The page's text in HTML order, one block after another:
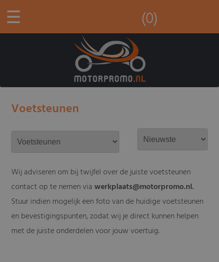
☰ (0)
Voetsteunen
Wij adviseren om bij twijfel over de juiste voetsteunen
contact op te nemen viawerkplaats@motorpromo.nl.
Stuur indien mogelijk een foto van de huidige voetsteunen
en bevestigingspunten, zodat wij je direct kunnen helpen
met de juiste onderdelen voor jouw voertuig.